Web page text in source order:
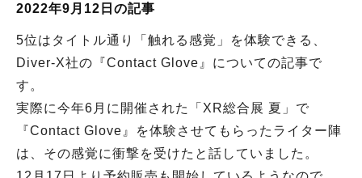
2022年9月12日の記事
5位はタイトル通り「触れる感覚」を体験できる、
Diver-X社の『Contact Glove』についての記事で
す。
実際に今年6月に開催された「XR総合展 夏」で
『Contact Glove』を体験させてもらったライター陣
は、その感覚に衝撃を受けたと話していました。